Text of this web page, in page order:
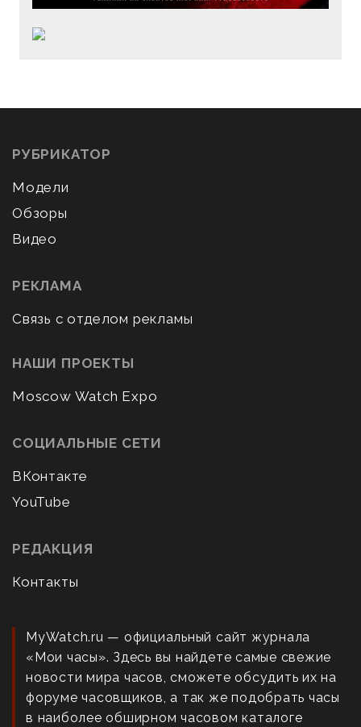
РУБРИКАТОР
Модели
Обзоры
Видео
РЕКЛАМА
Связь с отделом рекламы
НАШИ ПРОЕКТЫ
Moscow Watch Expo
СОЦИАЛЬНЫЕ СЕТИ
ВКонтакте
YouTube
РЕДАКЦИЯ
Контакты
MyWatch.ru — официальный сайт журнала
«Мои часы». Здесь вы найдете самые свежие
новости мира часов, сможете обсудить их на
форуме часовщиков, а так же подобрать часы
в наиболее обширном часовом каталоге